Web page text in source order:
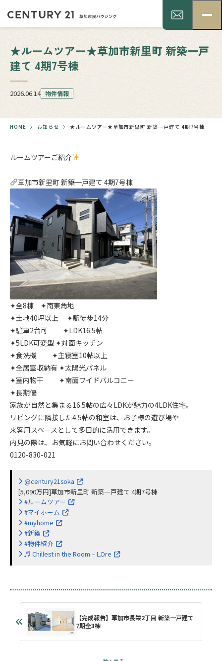
★ルームツアー★草加市新里町 新築一戸
建て 4期7号棟
2026.06.14 物件情報
HOME お知らせ ★ルームツアー★草加市新里町 新築一戸建て 4期7号棟
ルームツアーご紹介
草加市新里町 新築一戸建て 4期7号棟
✦全8棟 ✦南東角地
✦土地40坪以上 ✦駅徒歩14分
✦駐車2台可 ✦LDK16.5帖
✦5LDK可変型 ✦対面キッチン
✦食洗機 ✦主寝室10帖以上
✦全居室収納有 ✦太陽光パネル
✦室内物干 ✦南面ワイドバルコニー
✦長期優
家族が自然と集まる16.5帖の広々LDKが魅力の4LDK住宅。
リビングに隣接した4.5帖の和室は、お子様の遊び場や
来客用スペースとして多目的に活用できます。
内見の際は、お気軽にお問い合わせください。
0120-830-021
@century21soka
[5,090万円]草加市新里町 新築一戸建て 4期7号棟
#ルームツアー
#マイホーム
#myhome
#新築
#物件紹介
♬ Chillest in the Room – L.Dre
【完成報告】草加市長栄2丁目 新築一戸建て
7期全3棟